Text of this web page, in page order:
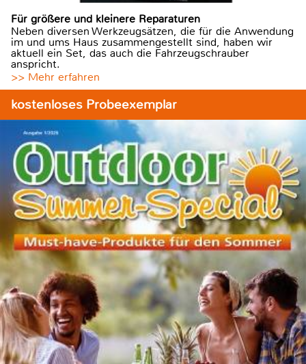
Für größere und kleinere Reparaturen
Neben diversen Werkzeugsätzen, die für die Anwendung
im und ums Haus zusammengestellt sind, haben wir
aktuell ein Set, das auch die Fahrzeugschrauber
anspricht.
>> Mehr erfahren
kostenloses Probeexemplar